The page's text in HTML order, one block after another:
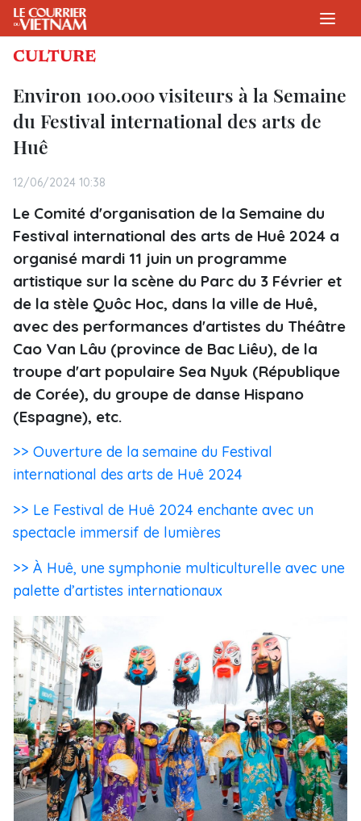
CULTURE
Environ 100.000 visiteurs à la Semaine
du Festival international des arts de
Huê
12/06/2024 10:38
Le Comité d'organisation de la Semaine du
Festival international des arts de Huê 2024 a
organisé mardi 11 juin un programme
artistique sur la scène du Parc du 3 Février et
de la stèle Quôc Hoc, dans la ville de Huê,
avec des performances d'artistes du Théâtre
Cao Van Lâu (province de Bac Liêu), de la
troupe d'art populaire Sea Nyuk (République
de Corée), du groupe de danse Hispano
(Espagne), etc.
>> Ouverture de la semaine du Festival
international des arts de Huê 2024
>> Le Festival de Huê 2024 enchante avec un
spectacle immersif de lumières
>> À Huê, une symphonie multiculturelle avec une
palette d’artistes internationaux